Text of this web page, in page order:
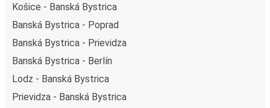
Košice - Banská Bystrica
Banská Bystrica - Poprad
Banská Bystrica - Prievidza
Banská Bystrica - Berlín
Lodz - Banská Bystrica
Prievidza - Banská Bystrica